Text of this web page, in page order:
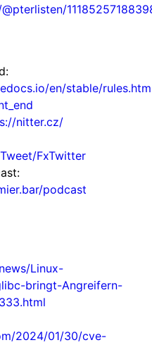
en/stable/
nitter.cz/
FxTwitter
podcast
Linux-
bringt-Angreifern-
2024/01/30/cve-